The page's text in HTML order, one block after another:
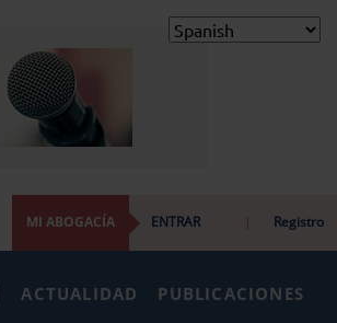
MI ABOGACÍA ENTRAR | Registro
ACTUALIDAD PUBLICACIONES